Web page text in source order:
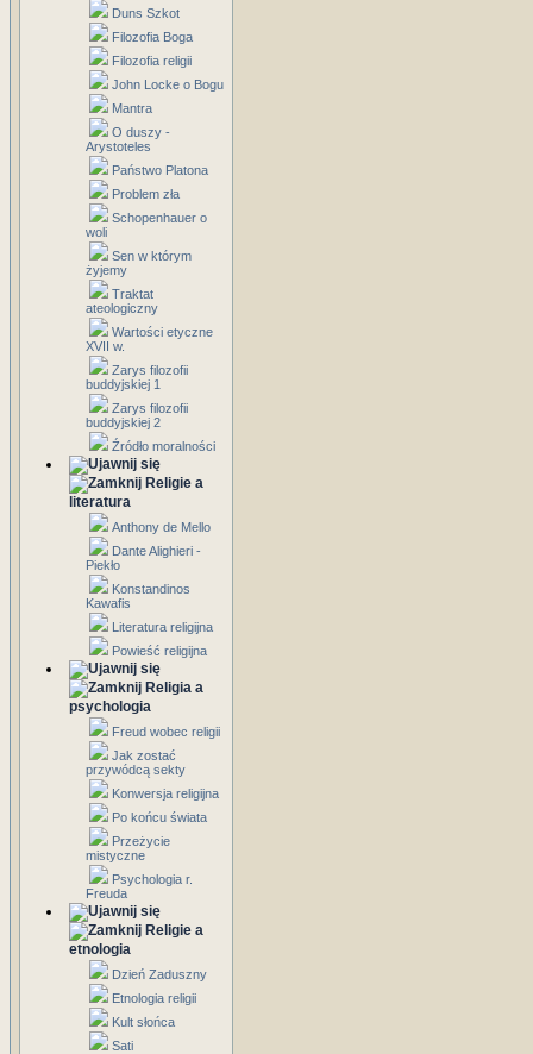
Duns Szkot
Filozofia Boga
Filozofia religii
John Locke o Bogu
Mantra
O duszy -
Arystoteles
Państwo Platona
Problem zła
Schopenhauer o
woli
Sen w którym
żyjemy
Traktat
ateologiczny
Wartości etyczne
XVII w.
Zarys filozofii
buddyjskiej 1
Zarys filozofii
buddyjskiej 2
Źródło moralności
Religie a
literatura
Anthony de Mello
Dante Alighieri -
Piekło
Konstandinos
Kawafis
Literatura religijna
Powieść religijna
Religia a
psychologia
Freud wobec religii
Jak zostać
przywódcą sekty
Konwersja religijna
Po końcu świata
Przeżycie
mistyczne
Psychologia r.
Freuda
Religie a
etnologia
Dzień Zaduszny
Etnologia religii
Kult słońca
Sati